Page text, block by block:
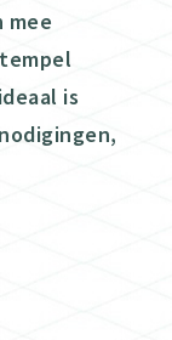
mee
is